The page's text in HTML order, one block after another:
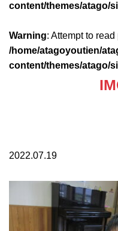
content/themes/atago/
Warning: Attempt to
/home/atagoyoutien/
content/themes/atago/
2022.07.19